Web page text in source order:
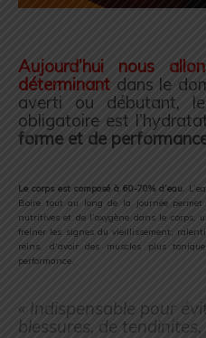
Aujourd’hui nous
déterminant dans le
averti ou débutant,
obligatoire est
forme et de
Le corps est composé à 60-70% d’eau.
Boire tout au long de la journée permet
nutritives et de l’oxygène dans le corps,
freiner les signes du vieillissement,
reins, d’avoir des muscles plus
performance.
« Indispensable pour
blessures, de